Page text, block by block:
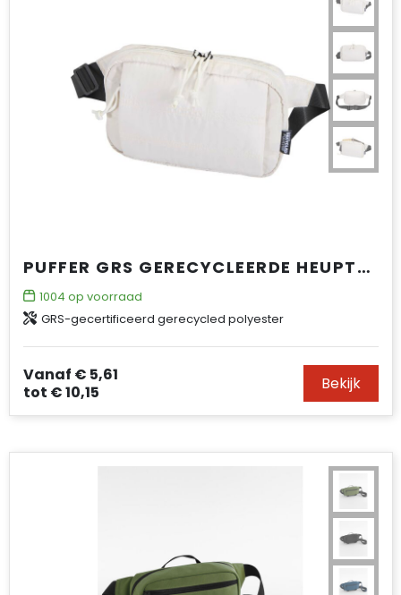
PUFFER GRS GERECYCLEERDE HEUPTAS 1,5L
1004 op voorraad
GRS-gecertificeerd gerecycled polyester
Vanaf € 5,61
tot € 10,15 Bekijk